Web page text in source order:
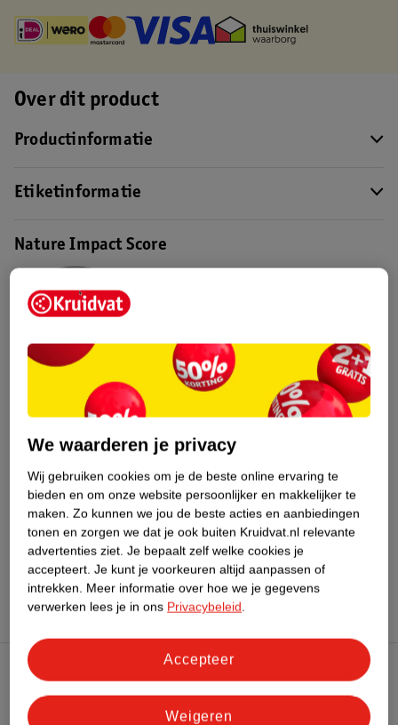
Over dit product
Productinformatie
Etiketinformatie
Nature Impact Score
Bestel & Bezorginformatie
Aanvullende informatie
Bekijk ook
MeerWeCare Alle Maaltijdrepen
Kruidvat Club
We waarderen je privacy
Wij gebruiken cookies om je de beste online ervaring te
bieden en om onze website persoonlijker en makkelijker te
maken. Zo kunnen we jou de beste acties en aanbiedingen
tonen en zorgen we dat je ook buiten Kruidvat.nl relevante
advertenties ziet. Je bepaalt zelf welke cookies je
accepteert. Je kunt je voorkeuren altijd aanpassen of
intrekken. Meer informatie over hoe we je gegevens
verwerken lees je in ons Privacybeleid.
Weigeren
Accepteer